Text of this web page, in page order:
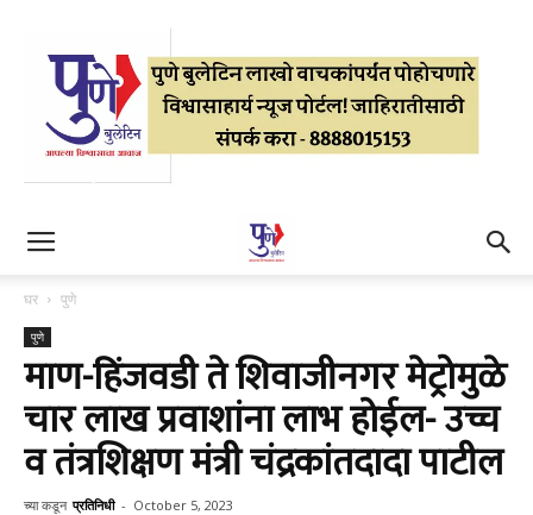
घर पुणे
पुणे
माण-हिंजवडी ते शिवाजीनगर मेट्रोमुळे
चार लाख प्रवाशांना लाभ होईल- उच्च
व तंत्रशिक्षण मंत्री चंद्रकांतदादा पाटील
च्या कडून प्रतिनिधी - October 5, 2023